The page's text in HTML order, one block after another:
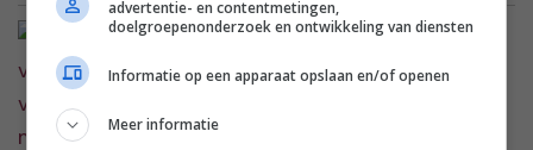
Ilona: “Mijn vriendin vroeg of ze mijn
trouwjurk mocht lenen voor haar eigen
advertentie- en contentmetingen,
doelgroepenonderzoek en ontwikkeling van diensten
Informatie op een apparaat opslaan en/of openen
Meer informatie